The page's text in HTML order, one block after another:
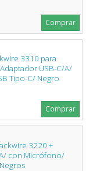
Comprar
3310 para
USB-C/A/
Tipo-C/ Negro
Comprar
3220 +
con Micrófono/